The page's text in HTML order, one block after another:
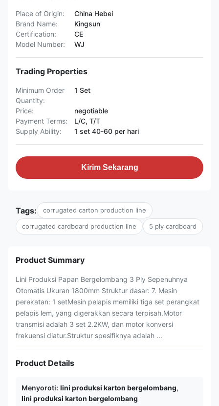
Place of Origin:
China Hebei
Brand Name:
Kingsun
Certification:
CE
Model Number:
WJ
Trading Properties
Minimum Order
Quantity:
1 Set
Price:
negotiable
Payment Terms:
L/C, T/T
Supply Ability:
1 set 40-60 per hari
Kirim Sekarang
Tags: corrugated carton production line
corrugated cardboard production line 5 ply cardboard
Product Summary
Lini Produksi Papan Bergelombang 3 Ply Sepenuhnya
Otomatis Ukuran 1800mm Struktur dasar: 7. Mesin
perekatan: 1 setMesin pelapis memiliki tiga set perangkat
pelapis lem, yang digerakkan secara terpisah.Motor
transmisi adalah 3 set 2.2KW, dan motor konversi
frekuensi diatur.Struktur spesifiknya adalah ...
Product Details
Menyoroti: lini produksi karton bergelombang,
lini produksi karton bergelombang